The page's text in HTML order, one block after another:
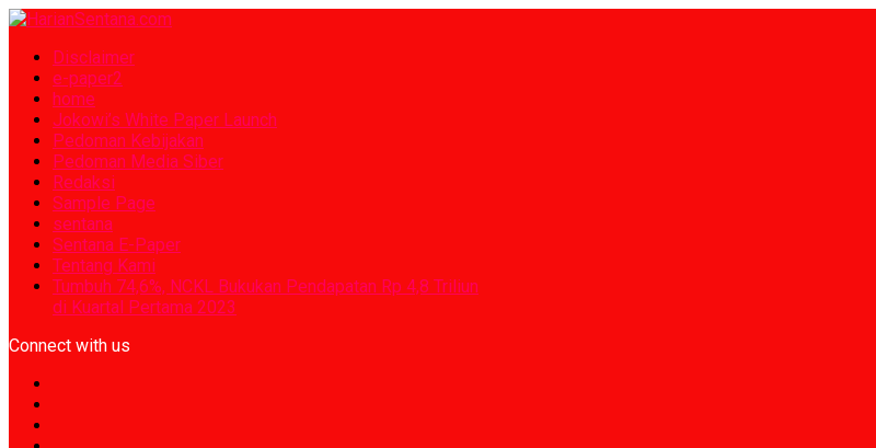
Disclaimer
e-paper2
home
Jokowi’s White Paper Launch
Pedoman Kebijakan
Pedoman Media Siber
Redaksi
Sample Page
sentana
Sentana E-Paper
Tentang Kami
Tumbuh 74,6%, NCKL Bukukan Pendapatan Rp 4,8 Triliun
di Kuartal Pertama 2023
Connect with us